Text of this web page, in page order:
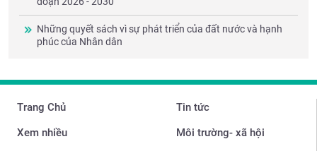
Những quyết sách vì sự phát triển của đất nước và hạnh
phúc của Nhân dân
Trang Chủ
Xem nhiều
Tin tức
Môi trường- xã hội